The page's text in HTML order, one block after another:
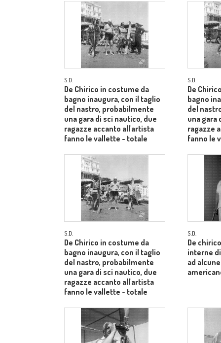
S.D.
De Chirico in costume da
bagno inaugura, con il taglio
del nastro, probabilmente
una gara di sci nautico, due
ragazze accanto all'artista
fanno le vallette - totale
S.D.
De
bagno
del
una gara
ragazze
fanno le
S.D.
De Chirico in costume da
bagno inaugura, con il taglio
del nastro, probabilmente
una gara di sci nautico, due
ragazze accanto all'artista
fanno le vallette - totale
S.D.
De
interne
ad